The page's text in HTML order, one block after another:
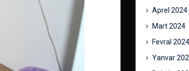
Aprel 2024
Mart 2024
Fevral 2024
Yanvar